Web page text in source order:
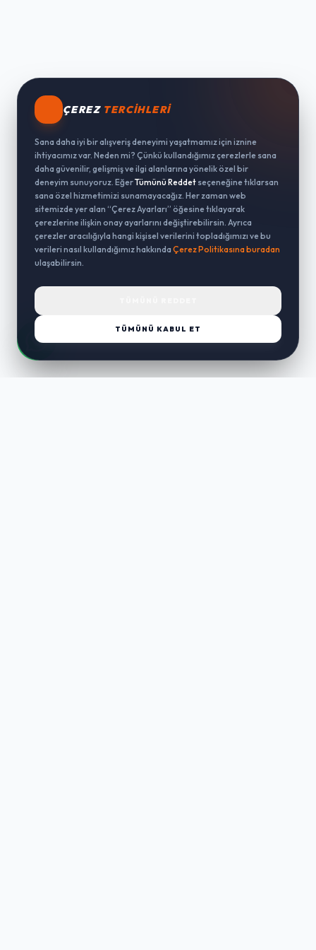
ÇEREZ TERCIHLERI
Sana daha iyi bir alışveriş deneyimi yaşatmamız için iznine
ihtiyacımız var. Neden mi? Çünkü kullandığımız çerezlerle sana
daha güvenilir, gelişmiş ve ilgi alanlarına yönelik özel bir
deneyim sunuyoruz. EğerTümünü Reddet seçeneğine tıklarsan
sana özel hizmetimizi sunamayacağız. Her zaman web
sitemizde yer alan “Çerez Ayarları” öğesine tıklayarak
çerezlerine ilişkin onay ayarlarını değiştirebilirsin. Ayrıca
çerezler aracılığıyla hangi kişisel verilerini topladığımızı ve bu
verileri nasıl kullandığımız hakkında Çerez Politikasına buradan
ulaşabilirsin.
TÜMÜNÜ KABUL ET